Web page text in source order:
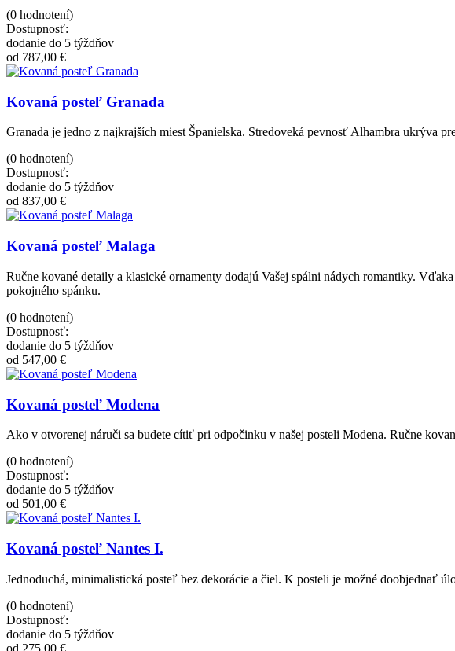
(0 hodnotení)
Dostupnosť:
dodanie do 5 týždňov
od 787,00 €
Kovaná posteľ Granada
Granada je jedno z najkrajších miest Španielska. Stredoveká pevnosť Alhambra ukrýva
(0 hodnotení)
Dostupnosť:
dodanie do 5 týždňov
od 837,00 €
Kovaná posteľ Malaga
Ručne kované detaily a klasické ornamenty dodajú Vašej spálni nádych romantiky.
pokojného spánku.
(0 hodnotení)
Dostupnosť:
dodanie do 5 týždňov
od 547,00 €
Kovaná posteľ Modena
Ako v otvorenej náruči sa budete cítiť pri odpočinku v našej posteli Modena. Ručne
(0 hodnotení)
Dostupnosť:
dodanie do 5 týždňov
od 501,00 €
Kovaná posteľ Nantes I.
Jednoduchá, minimalistická posteľ bez dekorácie a čiel. K posteli je možné doobjednať
(0 hodnotení)
Dostupnosť:
dodanie do 5 týždňov
od 275,00 €